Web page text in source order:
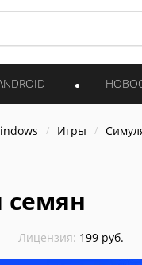
Игры
семян
Лицензия: 199 руб.